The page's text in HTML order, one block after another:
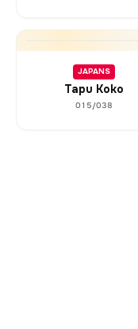
JAPANS
Tapu Koko
015/038